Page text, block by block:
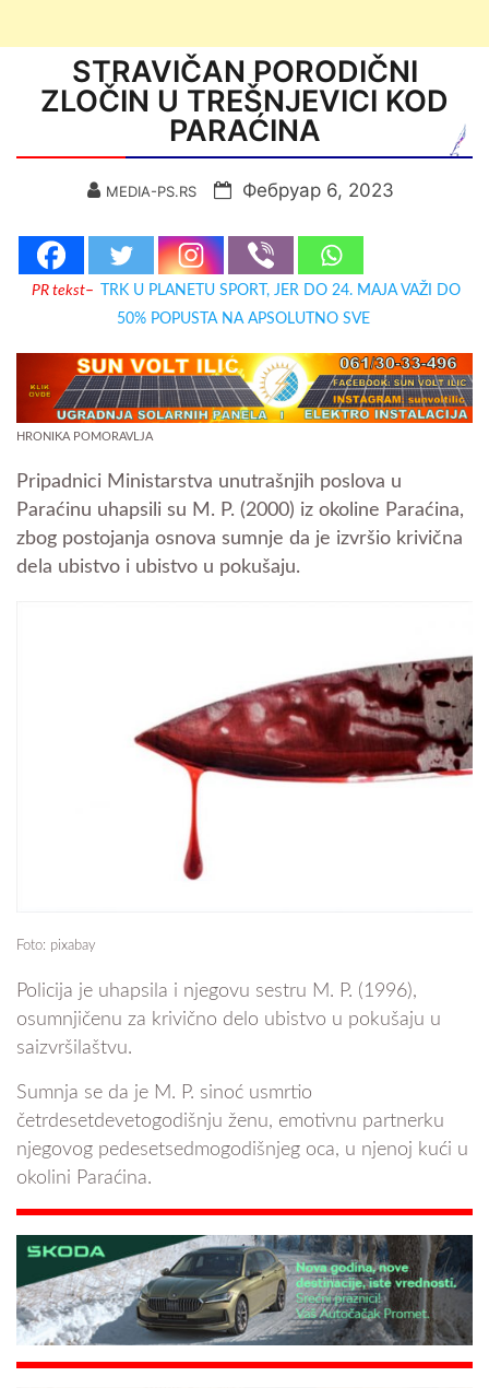
STRAVIČAN PORODIČNI
ZLOČIN U TREŠNJEVICI KOD
PARAĆINA
MEDIA-PS.RS Фебруар 6, 2023
PR tekst–
TRK U PLANETU SPORT, JER DO 24. MAJA VAŽI DO
50% POPUSTA NA APSOLUTNO SVE
HRONIKA POMORAVLJA
Pripadnici Ministarstva unutrašnjih poslova u
Paraćinu uhapsili su M. P. (2000) iz okoline Paraćina,
zbog postojanja osnova sumnje da je izvršio krivična
dela ubistvo i ubistvo u pokušaju.
Foto: pixabay
Policija je uhapsila i njegovu sestru M. P. (1996),
osumnjičenu za krivično delo ubistvo u pokušaju u
saizvršilaštvu.
Sumnja se da je M. P. sinoć usmrtio
četrdesetdevetogodišnju ženu, emotivnu partnerku
njegovog pedesetsedmogodišnjeg oca, u njenoj kući u
okolini Paraćina.